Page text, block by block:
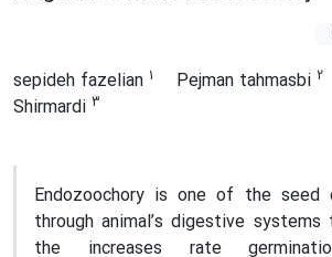
sepideh fazelian 1 Pejman tahmasbi 2
Shirmardi 3
Endozoochory is one of the seed
through animal’s digestive systems
the increases rate